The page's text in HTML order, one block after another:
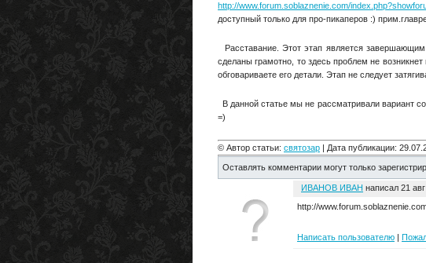
http://www.forum.soblaznenie.com/
доступный только для про-пикаперов :)
Расставание. Этот этап является
сделаны грамотно, то здесь проблем не
обговариваете его детали. Этап не следует
В данной статье мы не рассматривали вариант
=)
© Автор статьи: святозар | Дата публикации:
Оставлять комментарии могут только
ИВАНОВ ИВАН написал 21
http://
Написать пользователю |